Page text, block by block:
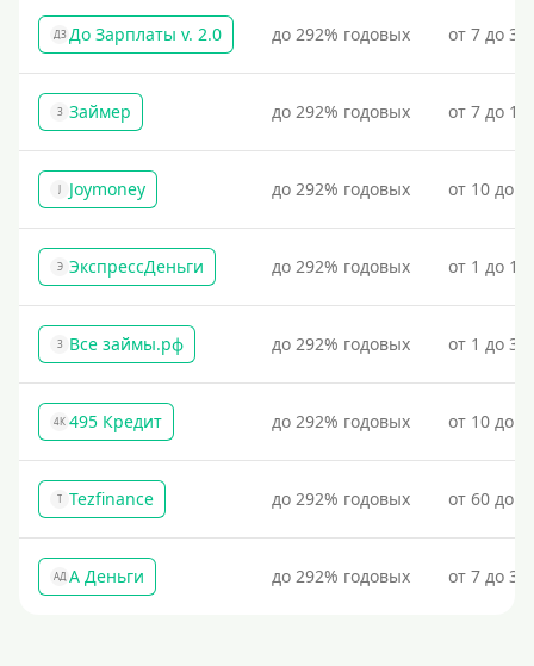
По фото
Без фото
Без подтверждения дохода
Без справок и поручителей
Процент
Под 1 %
С пролонгацией (продлением)
Под высокий процент
Без комиссии
В рассрочку
Бесплатно
Без процентов
ДЗ До Зарплаты v. 2.0 до 292% годовых от 7 до
З Займер до 292% годовых от 7 до
J Joymoney до 292% годовых от 10 до
Э ЭкспрессДеньги до 292% годовых от 1 до
З Все займы.рф до 292% годовых от 1 до
4К 495 Кредит до 292% годовых от 10 до
T Tezfinance до 292% годовых от 60 до
АД А Деньги до 292% годовых от 7 до